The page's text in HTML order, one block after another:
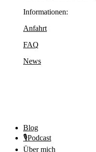
Informationen:
Anfahrt
FAQ
News
Blog
🎙️Podcast
Über mich